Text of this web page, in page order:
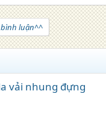
luận^^
vải nhung đựng